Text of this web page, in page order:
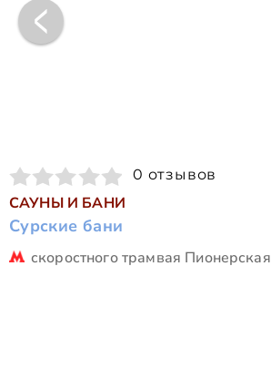
0 отзывов
САУНЫ И БАНИ
Сурские бани
скоростного трамвая Пионерская